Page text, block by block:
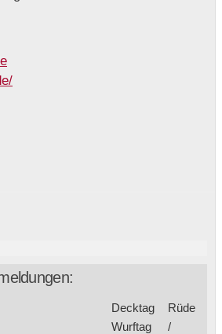
Deck­tag
Wurf­tag
Rüde
/